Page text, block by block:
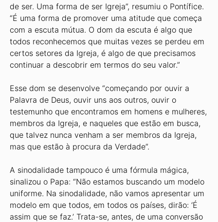
de ser. Uma forma de ser Igreja”, resumiu o Pontífice.
“É uma forma de promover uma atitude que começa
com a escuta mútua. O dom da escuta é algo que
todos reconhecemos que muitas vezes se perdeu em
certos setores da Igreja, é algo de que precisamos
continuar a descobrir em termos do seu valor.”
Esse dom se desenvolve “começando por ouvir a
Palavra de Deus, ouvir uns aos outros, ouvir o
testemunho que encontramos em homens e mulheres,
membros da Igreja, e naqueles que estão em busca,
que talvez nunca venham a ser membros da Igreja,
mas que estão à procura da Verdade”.
A sinodalidade tampouco é uma fórmula mágica,
sinalizou o Papa: “Não estamos buscando um modelo
uniforme. Na sinodalidade, não vamos apresentar um
modelo em que todos, em todos os países, dirão: ‘É
assim que se faz.’ Trata-se, antes, de uma conversão